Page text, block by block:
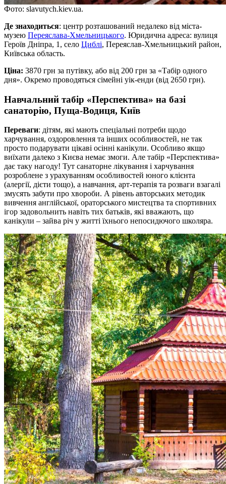
Фото: slavutych.kiev.ua.
Де знаходиться: центр розташований недалеко від міста-
музею Переяслава-Хмельницького. Юридична адреса: вулиця
Героїв Дніпра, 1, село Циблі, Переяслав-Хмельницький район,
Київська область.
Ціна: 3870 грн за путівку, або від 200 грн за «Табір одного
дня». Окремо проводяться сімейні уік-енди (від 2650 грн).
Навчальний табір «Перспектива» на базі
санаторію, Пуща-Водиця, Київ
Переваги: дітям, які мають спеціальні потреби щодо
харчування, оздоровлення та інших особливостей, не так
просто подарувати цікаві осінні канікули. Особливо якщо
виїхати далеко з Києва немає змоги. Але табір «Перспектива»
дає таку нагоду! Тут санаторне лікування і харчування
розроблене з урахуванням особливостей юного клієнта
(алергії, дієти тощо), а навчання, арт-терапія та розваги взагалі
змусять забути про хвороби. А рівень авторських методик
вивчення англійської, ораторського мистецтва та спортивних
ігор задовольнить навіть тих батьків, які вважають, що
канікули – зайва річ у житті їхнього непосидючого школяра.